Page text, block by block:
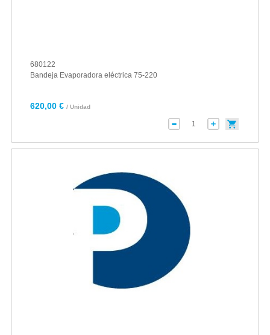
680122
Bandeja Evaporadora eléctrica 75-220
620,00 € / Unidad